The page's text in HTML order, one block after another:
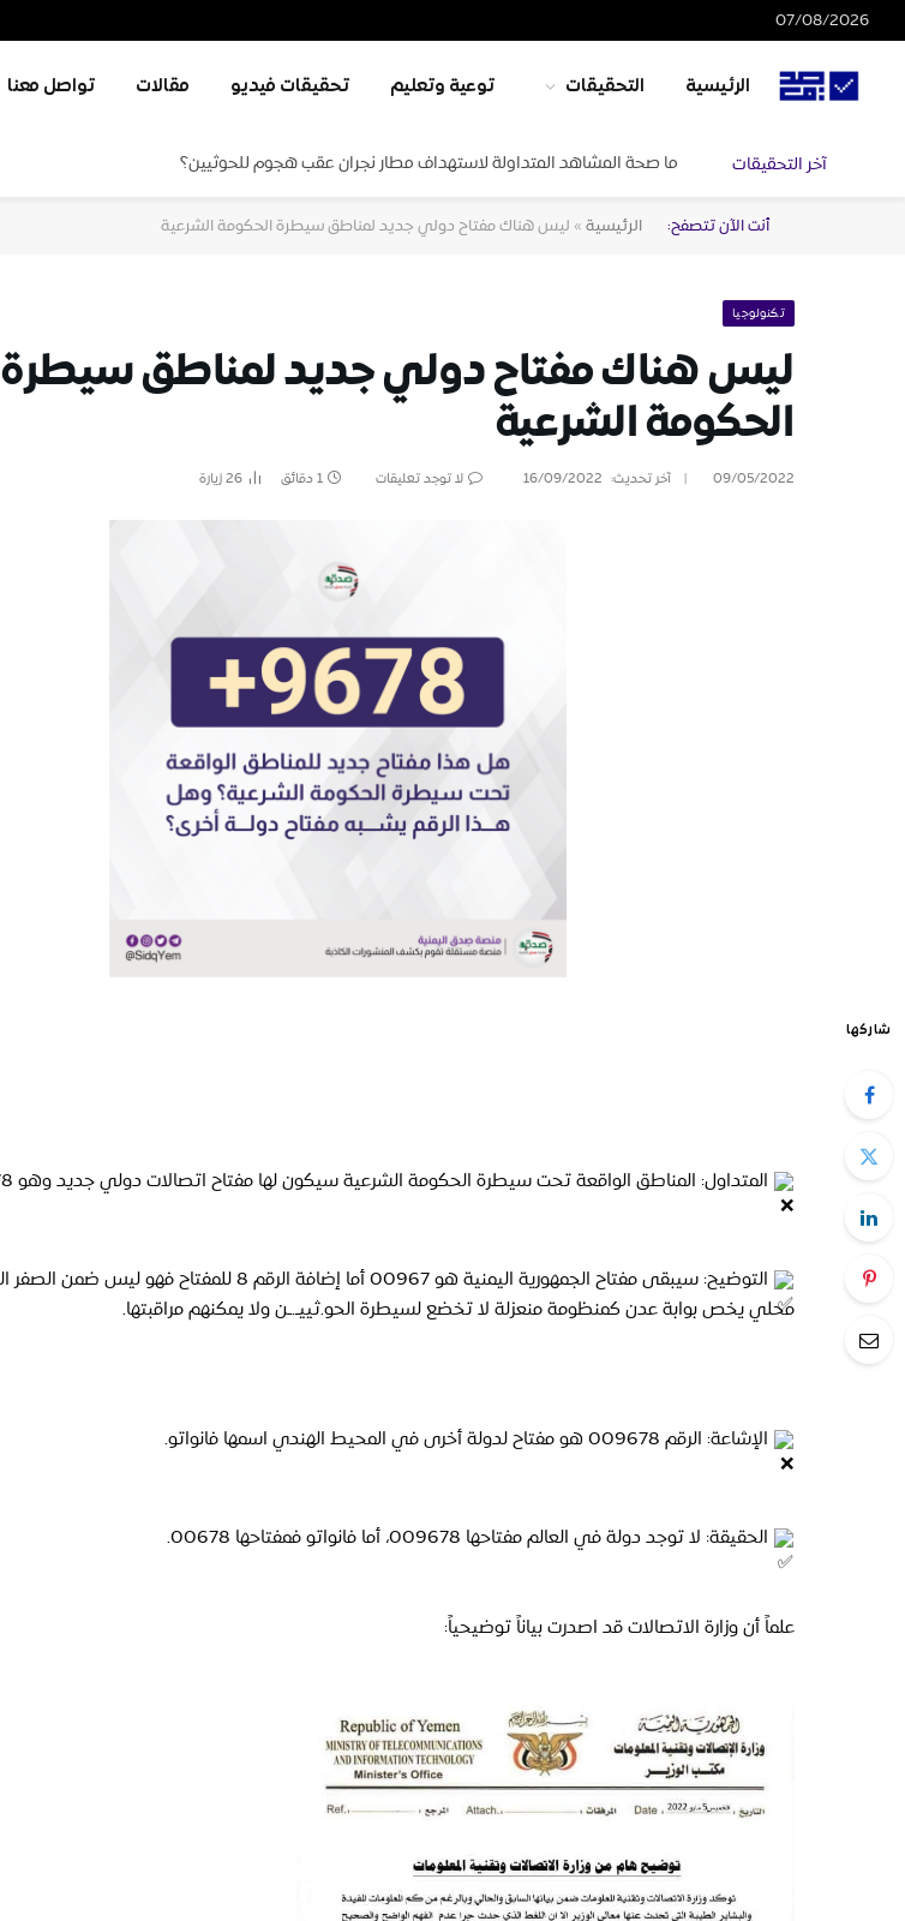
07/08/2026
الرئيسية التحقيقات توعية وتعليم تحقيقات فيديو مقالات تواصل معنا
آخر التحقيقات ما صحة المشاهد المتداولة لاستهداف مطار نجران عقب هجوم للحوثيين؟
أنت الآن تتصفح: الرئيسية» ليس هناك مفتاح دولي جديد لمناطق سيطرة الحكومة الشرعية
تكنولوجيا
ليس هناك مفتاح دولي جديد لمناطق سيطرة
الحكومة الشرعية
09/05/2022 آخر تحديث: 16/09/2022 لا توجد تعليقات 1 دقائق 26زيارة
شاركها
المتداول: المناطق الواقعة تحت سيطرة الحكومة الشرعية سيكون لها مفتاح اتصالات دولي جديد وهو 009678.
محلي يخص بوابة عدن كمنظومة منعزلة لا تخضع لسيطرة الحو.ثييـ.ـن ولا يمكنهم مراقبتها.
الإشاعة: الرقم 009678 هو مفتاح لدولة أخرى في المحيط الهندي اسمها فانواتو.
الحقيقة: لا توجد دولة في العالم مفتاحها 009678، أما فانواتو فمفتاحها 00678.
علماً أن وزارة الاتصالات قد اصدرت بياناً توضيحياً: